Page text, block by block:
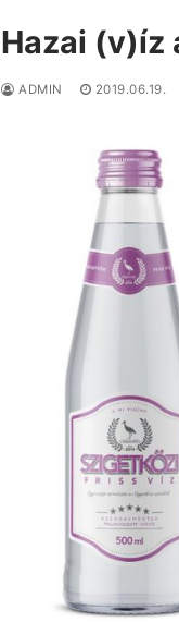
Hazai (v)íz
ADMIN 2019.06.19.